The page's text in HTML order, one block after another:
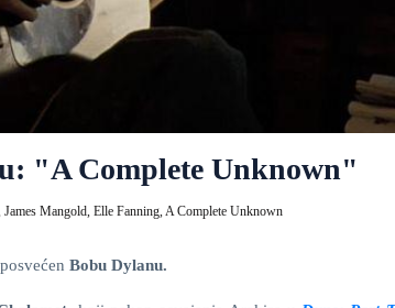
"A Complete Unknown"
James Mangold, Elle Fanning, A Complete Unknown
Bobu Dylanu.